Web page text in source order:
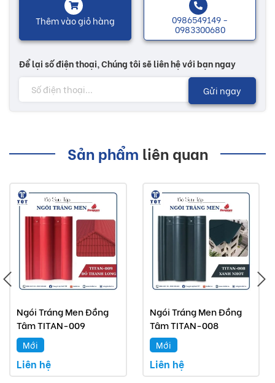
Thêm vào giỏ hàng 0986549149 -
0983300680
Để lại số điện thoại, Chúng tôi sẽ liên hệ với bạn ngay
Gửi ngay
Sản phẩm liên quan
Ngói Tráng Men Đồng
Tâm TITAN-009
Mới
Liên hệ
Ngói Tráng Men Đồng
Tâm TITAN-008
Mới
Liên hệ